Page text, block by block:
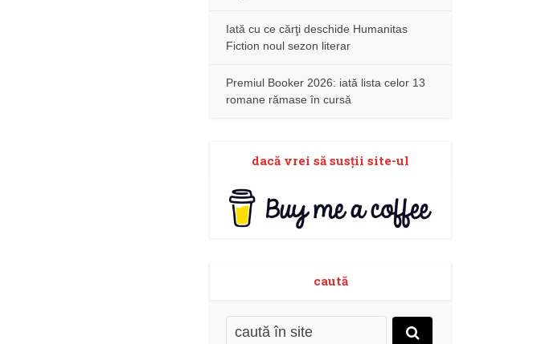
Iată cu ce cărţi deschide Humanitas
Fiction noul sezon literar
Premiul Booker 2026: iată lista celor 13
romane rămase în cursă
dacă vrei să susţii site-ul
caută